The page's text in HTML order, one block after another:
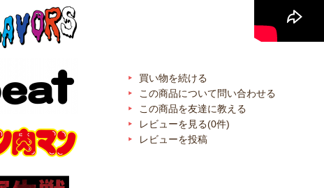
買い物を続ける
この商品について問い合わせる
この商品を友達に教える
レビューを見る(0件)
レビューを投稿